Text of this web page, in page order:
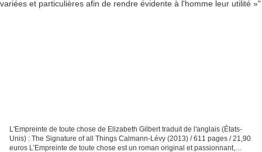
L'Empreinte de toute chose de Elizabeth Gilbert traduit de l'anglais (États-
Unis) : The Signature of all Things Calmann-Lévy (2013) / 611 pages / 21,90
euros L’Empreinte de toute chose est un roman original et passionnant,